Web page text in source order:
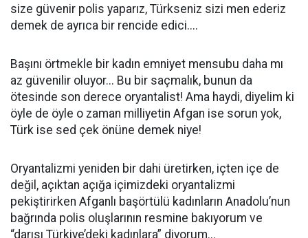
size güvenir polis yaparız, Türkseniz sizi men ederiz
demek de ayrıca bir rencide edici....
Başını örtmekle bir kadın emniyet mensubu daha mı
az güvenilir oluyor... Bu bir saçmalık, bunun da
ötesinde son derece oryantalist! Ama haydi, diyelim ki
öyle de öyle o zaman milliyetin Afgan ise sorun yok,
Türk ise sed çek önüne demek niye!
Oryantalizmi yeniden bir dahi üretirken, içten içe de
değil, açıktan açığa içimizdeki oryantalizmi
pekiştirirken Afganlı başörtülü kadınların Anadolu’nun
bağrında polis oluşlarının resmine bakıyorum ve
“darısı Türkiye’deki kadınlara” diyorum...